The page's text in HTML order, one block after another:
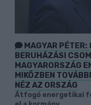
MAGYAR
BERUHÁZÁSI
MAGYARORSZÁG
MIKÖZBEN
NÉZ AZ ORSZÁG
Átfogó energetikai